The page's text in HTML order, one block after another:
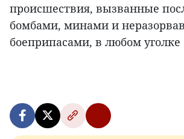
происшествия, вызванные
бомбами, минами и
боеприпасами, в любом уголке